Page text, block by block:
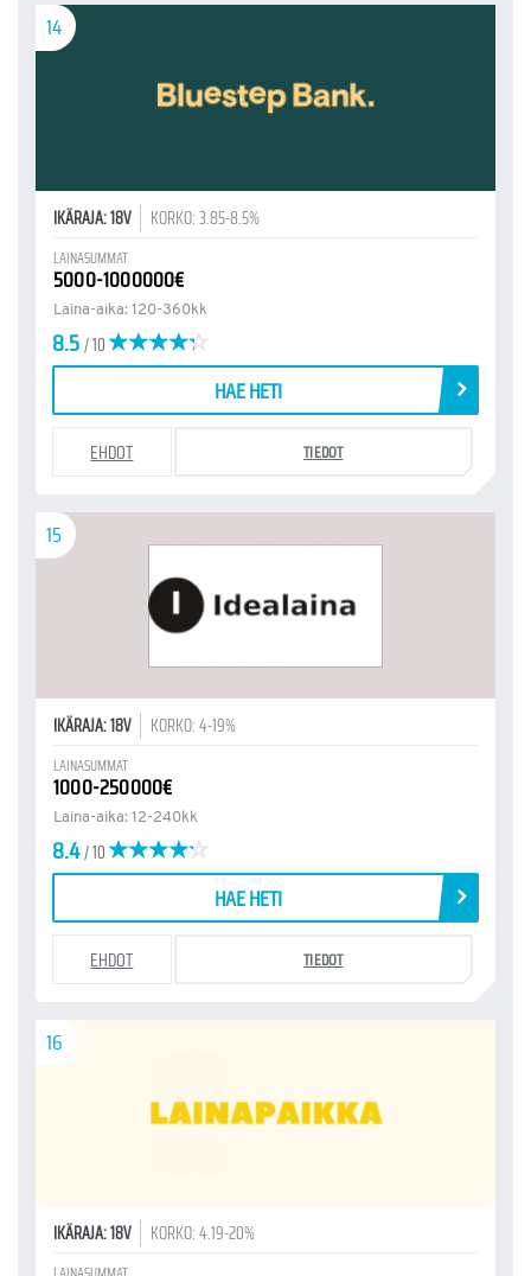
14
IKÄRAJA: 18V KORKO: 3.85-8.5%
LAINASUMMAT
5000-1000000€
Laina-aika: 120-360kk
8.5/ 10
HAE HETI
EHDOT TIEDOT
15
IKÄRAJA: 18V KORKO: 4-19%
LAINASUMMAT
1000-250000€
Laina-aika: 12-240kk
8.4/ 10
HAE HETI
EHDOT TIEDOT
16
IKÄRAJA: 18V KORKO: 4.19-20%